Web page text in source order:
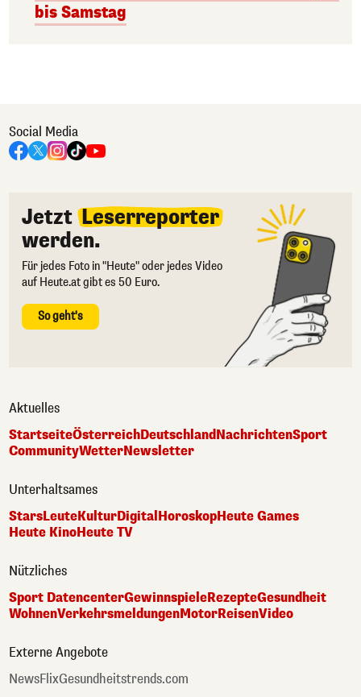
bis Samstag
Social Media
Jetzt Leserreporter
werden.
Für jedes Foto in "Heute" oder jedes Video
auf Heute.at gibt es 50 Euro.
So geht's
Aktuelles
StartseiteÖsterreichDeutschlandNachrichtenSport
CommunityWetterNewsletter
Unterhaltsames
StarsLeuteKulturDigital HoroskopHeute Games
Heute KinoHeute TV
Nützliches
Sport DatencenterGewinnspieleRezepteGesundheit
WohnenVerkehrsmeldungenMotorReisenVideo
Externe Angebote
NewsFlixGesundheitstrends.com